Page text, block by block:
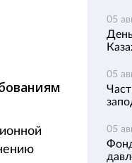
05
05
05